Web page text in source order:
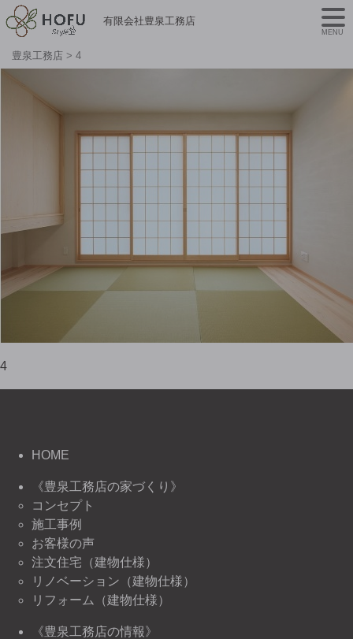
有限会社豊泉工務店
豊泉工務店 > 4
4
MENU
HOME
《豊泉工務店の家づくり》
コンセプト
施工事例
お客様の声
注文住宅（建物仕様）
リノベーション（建物仕様）
リフォーム（建物仕様）
《豊泉工務店の情報》